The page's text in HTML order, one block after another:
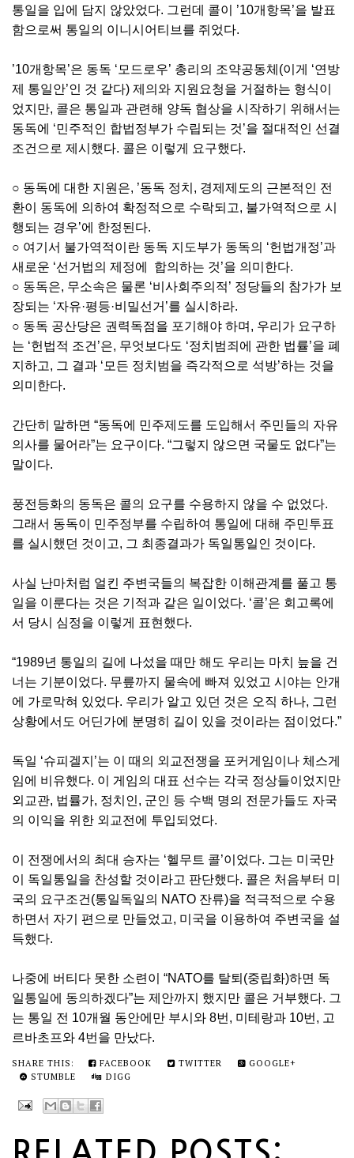
통일을 입에 담지 않았었다. 그런데 콜이 ’10개항목’을 발표
함으로써 통일의 이니시어티브를 쥐었다.
’10개항목’은 동독 ‘모드로우’ 총리의 조약공동체(이게 ‘연방
제 통일안’인 것 같다) 제의와 지원요청을 거절하는 형식이
었지만, 콜은 통일과 관련해 양독 협상을 시작하기 위해서는
동독에 ‘민주적인 합법정부가 수립되는 것’을 절대적인 선결
조건으로 제시했다. 콜은 이렇게 요구했다.
○ 동독에 대한 지원은, ’동독 정치, 경제제도의 근본적인 전
환이 동독에 의하여 확정적으로 수락되고, 불가역적으로 시
행되는 경우’에 한정된다.
○ 여기서 불가역적이란 동독 지도부가 동독의 ‘헌법개정’과
새로운 ‘선거법의 제정에 합의하는 것’을 의미한다.
○ 동독은, 무소속은 물론 ‘비사회주의적’ 정당들의 참가가 보
장되는 ‘자유·평등·비밀선거’를 실시하라.
○ 동독 공산당은 권력독점을 포기해야 하며, 우리가 요구하
는 ‘헌법적 조건’은, 무엇보다도 ‘정치범죄에 관한 법률’을 폐
지하고, 그 결과 ‘모든 정치범을 즉각적으로 석방’하는 것을
의미한다.
간단히 말하면 “동독에 민주제도를 도입해서 주민들의 자유
의사를 물어라”는 요구이다. “그렇지 않으면 국물도 없다”는
말이다.
풍전등화의 동독은 콜의 요구를 수용하지 않을 수 없었다.
그래서 동독이 민주정부를 수립하여 통일에 대해 주민투표
를 실시했던 것이고, 그 최종결과가 독일통일인 것이다.
사실 난마처럼 얼킨 주변국들의 복잡한 이해관계를 풀고 통
일을 이룬다는 것은 기적과 같은 일이었다. ‘콜’은 회고록에
서 당시 심정을 이렇게 표현했다.
“1989년 통일의 길에 나섰을 때만 해도 우리는 마치 늪을 건
너는 기분이었다. 무릎까지 물속에 빠져 있었고 시야는 안개
에 가로막혀 있었다. 우리가 알고 있던 것은 오직 하나, 그런
상황에서도 어딘가에 분명히 길이 있을 것이라는 점이었다.”
독일 ‘슈피겔지’는 이 때의 외교전쟁을 포커게임이나 체스게
임에 비유했다. 이 게임의 대표 선수는 각국 정상들이었지만
외교관, 법률가, 정치인, 군인 등 수백 명의 전문가들도 자국
의 이익을 위한 외교전에 투입되었다.
이 전쟁에서의 최대 승자는 ‘헬무트 콜’이었다. 그는 미국만
이 독일통일을 찬성할 것이라고 판단했다. 콜은 처음부터 미
국의 요구조건(통일독일의 NATO 잔류)을 적극적으로 수용
하면서 자기 편으로 만들었고, 미국을 이용하여 주변국을 설
득했다.
나중에 버티다 못한 소련이 “NATO를 탈퇴(중립화)하면 독
일통일에 동의하겠다”는 제안까지 했지만 콜은 거부했다. 그
는 통일 전 10개월 동안에만 부시와 8번, 미테랑과 10번, 고
르바초프와 4번을 만났다.
SHARE THIS: FACEBOOK TWITTER
GOOGLE+
STUMBLE
DIGG